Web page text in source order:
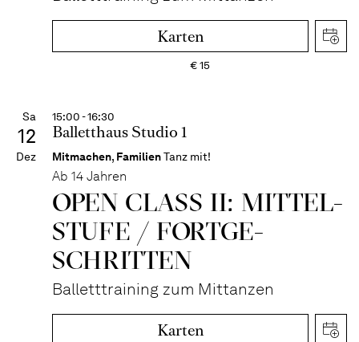
Karten
€15
Sa
12
Dez
15:00 - 16:30
Balletthaus Studio 1
Mitmachen, FamilienTanz mit!
Ab 14 Jahren
OPEN CLASS II: MITTEL­
STUFE / FORT­GE­
SCHRITTEN
Balletttraining zum Mittanzen
Karten